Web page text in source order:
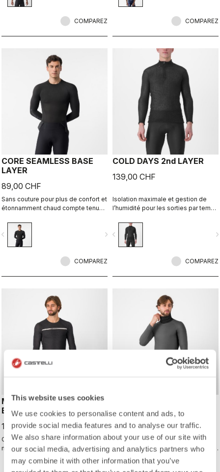
This website uses cookies
We use cookies to personalise content and ads, to
provide social media features and to analyse our traffic.
We also share information about your use of our site with
our social media, advertising and analytics partners who
may combine it with other information that you’ve
COMPAREZ COMPAREZ
CORE SEAMLESS BASE
LAYER
89,00 CHF
Sans couture pour plus de confort et
étonnamment chaud compte tenu
technique est idéal par temps frais
car il offre une excellente gestion
de l'humidité.
navigate_next
COMPAREZ
COLD DAYS 2nd LAYER
139,00 CHF
Isolation maximale et gestion de
l’humidité pour les sorties par temps
base et une veste.
navigate_before
COMPAREZ
MERINO SEAMLESS
BASELAYER
105,00 CHF
Confort sans coutures grâce au
mélange de laine mérinos léger.
Modèle idéal pour les jours de
froids, offrant une excellente
WARMER
109,00 CHF
Notre couche de base la plus
chaude, dotée d’un cache-cou sans
coutures intégré.